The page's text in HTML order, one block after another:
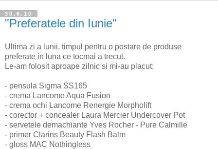
30.6.10
"Preferatele din Iunie"
Ultima zi a lunii, timpul pentru o postare de produse
preferate in luna ce tocmai a trecut.
Le-am folosit aproape zilnic si mi-au placut:
- pensula Sigma SS165
- crema Lancome Aqua Fusion
- crema ochi Lancome Renergie Morpholift
- corector + concealer Laura Mercier Undercover Pot
- servetele demachiante Yves Rocher - Pure Calmille
- primer Clarins Beauty Flash Balm
- gloss MAC Nothingless